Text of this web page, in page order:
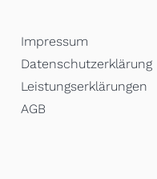
Impressum
Datenschutzerklärung
Leistungserklärungen
AGB